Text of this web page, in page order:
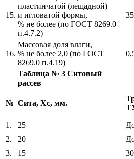
15.
пластинчатой (лещадной)
и игловатой формы,
% не более (по ГОСТ 8269.0
п.4.7.2)
35
16.
Массовая доля влаги,
% не более 2,0 (по ГОСТ
8269.0 п.4.19)
Таблица № 3 Ситовый
рассев
№ Сита, Хс, мм.
1.
25
2.
20
3.
15